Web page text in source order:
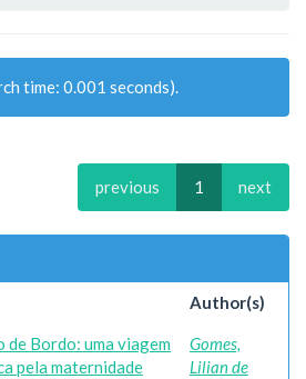
time: 0.001 seconds).
previous 1 next
Author(s)
de Bordo: uma viagem
pela maternidade
Gomes,
Lilian de